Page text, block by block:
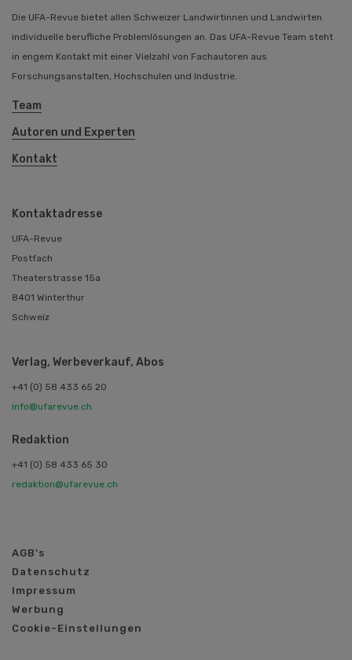
Die UFA-Revue bietet allen Schweizer Landwirtinnen und Landwirten
individuelle berufliche Problemlösungen an. Das UFA-Revue Team steht
in engem Kontakt mit einer Vielzahl von Fachautoren aus
Forschungsanstalten, Hochschulen und Industrie.
Team
Autoren und Experten
Kontakt
Kontaktadresse
UFA-Revue
Postfach
Theaterstrasse 15a
8401 Winterthur
Schweiz
Verlag, Werbeverkauf, Abos
+41 (0) 58 433 65 20
info@ufarevue.ch
Redaktion
+41 (0) 58 433 65 30
redaktion@ufarevue.ch
AGB's
Datenschutz
Impressum
Werbung
Cookie-Einstellungen